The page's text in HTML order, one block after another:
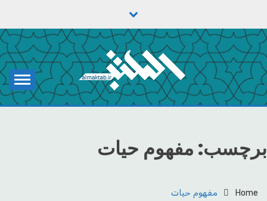
content
مکتب
یادداشت‌های رضا اسکندری
برچسب: مفهوم حیات
Home مفهوم حیات